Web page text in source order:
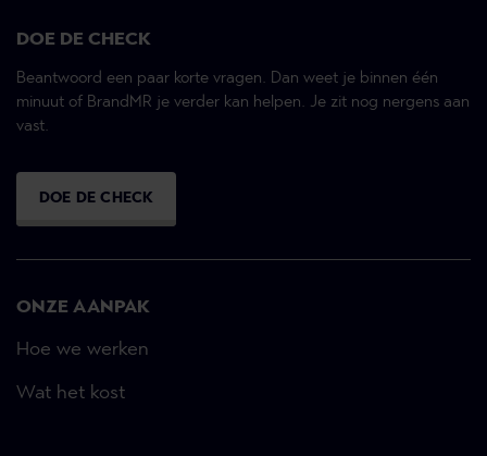
ONZE AANPAK
Hoe we werken
Wat het kost
DOE DE CHECK
Beantwoord een paar korte vragen. Dan weet je binnen één
minuut of BrandMR je verder kan helpen. Je zit nog nergens aan
vast.
DOE DE CHECK